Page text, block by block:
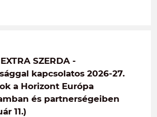
SZERDA -
kapcsolatos 2026-27.
a Horizont Európa
és partnerségeiben
11.)